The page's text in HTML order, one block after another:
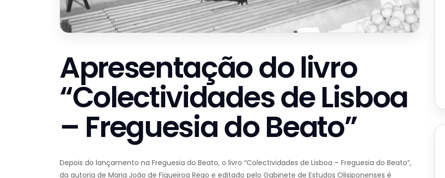
Apresentação do livro
“Colectividades de Lisboa
– Freguesia do Beato”
Depois do lançamento na Freguesia do Beato, o livro “Colectividades de Lisboa – Freguesia do Beato”,
da autoria de Maria João de Figueiroa Rego e editado pelo Gabinete de Estudos Olisiponenses é